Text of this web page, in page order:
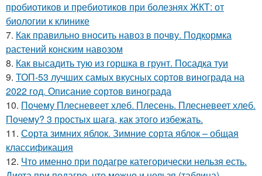
пробиотиков и пребиотиков при болезнях ЖКТ: от
биологии к клинике
7. Как правильно вносить навоз в почву. Подкормка
растений конским навозом
8. Как высадить тую из горшка в грунт. Посадка туи
9. ТОП-53 лучших самых вкусных сортов винограда на
2022 год. Описание сортов винограда
10. Почему Плесневеет хлеб. Плесень. Плесневеет хлеб.
Почему? 3 простых шага, как этого избежать.
11. Сорта зимних яблок. Зимние сорта яблок – общая
классификация
12. Что именно при подагре категорически нельзя есть.